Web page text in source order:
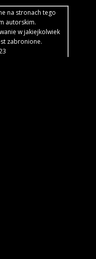
na stronach tego
autorskim.
w jakiejkolwiek
zabronione.